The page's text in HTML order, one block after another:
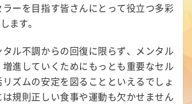
ーを目指す皆さんにとって役立つ多彩
ます。
ル不調からの回復に限らず、メンタル
進していくためにもっとも重要なセル
ズムの安定を図ることといえるでしょ
規則正しい食事や運動も欠かせません